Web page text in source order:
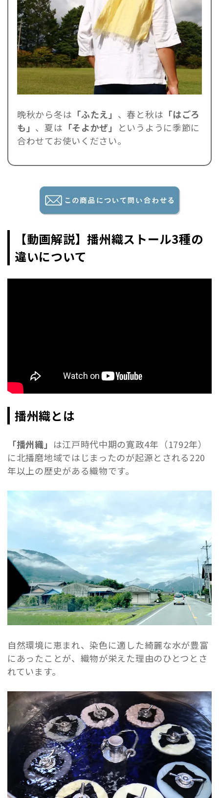
晩秋から冬は 「ふたえ」 、春と秋は 「はごろ
も」 、夏は 「そよかぜ」
というように季節に
合わせてお使いください。
【動画解説】播州織ストール3種の
違いについて
播州織とは
「播州織」 は江戸時代中期の寛政4年（1792年）
に北播磨地域ではじまったのが起源とされる220
年以上の歴史がある織物です。
自然環境に恵まれ、染色に適した綺麗な水が豊富
にあったことが、織物が栄えた理由のひとつとさ
れています。